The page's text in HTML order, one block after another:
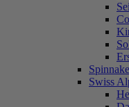
Swiss